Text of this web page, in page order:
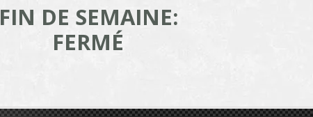
FIN DE SEMAINE:
FERMÉ